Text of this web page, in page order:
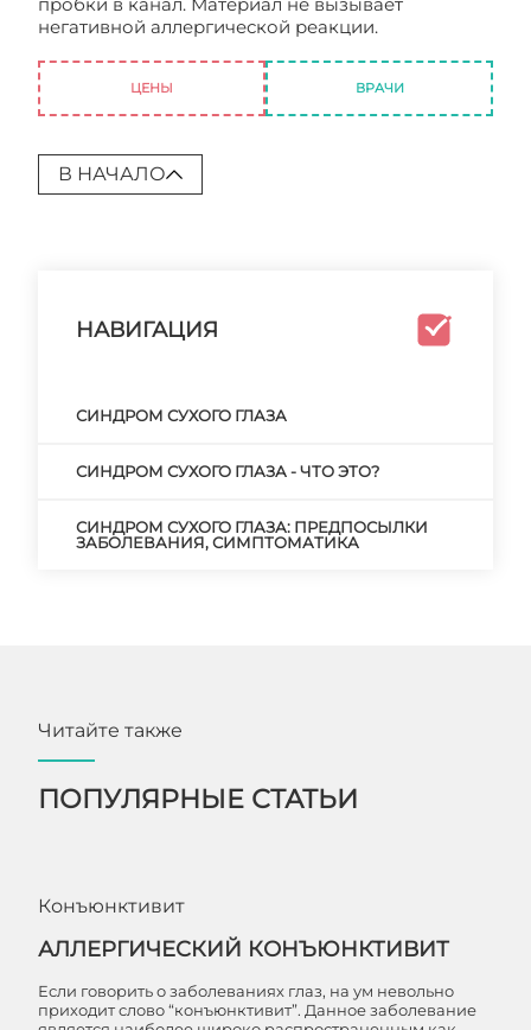
негативной аллергической реакции.
ЦЕНЫ ВРАЧИ
В НАЧАЛО
НАВИГАЦИЯ
СИНДРОМ СУХОГО ГЛАЗА
СИНДРОМ СУХОГО ГЛАЗА - ЧТО ЭТО?
СИНДРОМ СУХОГО ГЛАЗА: ПРЕДПОСЫЛКИ
ЗАБОЛЕВАНИЯ, СИМПТОМАТИКА
Читайте также
ПОПУЛЯРНЫЕ СТАТЬИ
Конъюнктивит
АЛЛЕРГИЧЕСКИЙ КОНЪЮНКТИВИТ
Если говорить о заболеваниях глаз, на ум невольно
приходит слово “конъюнктивит”. Данное заболевание